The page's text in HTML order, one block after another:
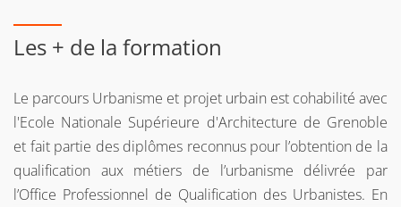
Les + de la formation
Le parcours Urbanisme et projet urbain est cohabilité avec
l'Ecole Nationale Supérieure d'Architecture de Grenoble
et fait partie des diplômes reconnus pour l’obtention de la
qualification aux métiers de l’urbanisme délivrée par
l’Office Professionnel de Qualification des Urbanistes. En